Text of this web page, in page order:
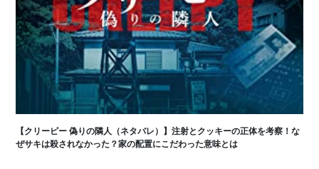
【クリーピー 偽りの隣人（ネタバレ）】注射とクッキーの正体を考察！な
ぜサキは殺されなかった？家の配置にこだわった意味とは